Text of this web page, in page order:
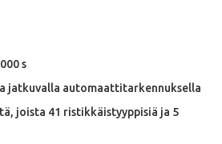
s
jatkuvalla automaattitarkennuksella
joista 41 ristikkäistyyppisiä ja 5